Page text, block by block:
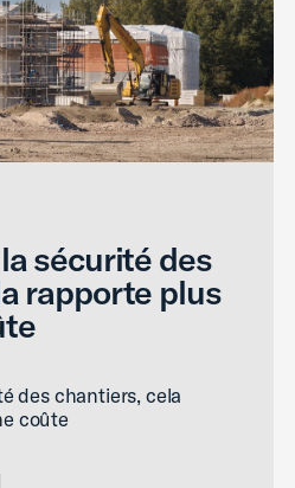
sécurité des
rapporte plus
des chantiers, cela
coûte